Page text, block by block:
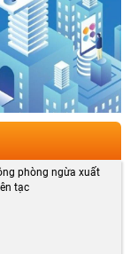
phòng ngừa xuất
tạc